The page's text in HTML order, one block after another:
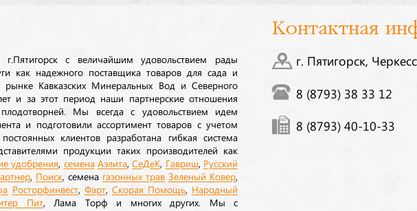
с величайшим удовольствием рады
как надежного поставщика товаров для сада и
Кавказских Минеральных Вод и Северного
и за этот период наши партнерские отношения
Мы всегда с удовольствием идем
и подготовили ассортимент товаров с учетом
клиентов разработана гибкая система
продукции таких производителей как
удобрения семена Аэлита,СеДеК Гавриш Русский
Поиск , семена газонных трав Зеленый Ковер
Росторфинвест, Фарт, Скорая Помощь Народный
Пит, Лама Торф и многих других. Мы с
Контактная
г. Пятигорск,
8 (8793) 38 33 12
8 (8793) 40-10-33